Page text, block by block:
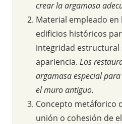
crear la argamasa
Material empleado
edificios históricos
integridad estructural
apariencia. Los
argamasa especial
el muro antiguo.
Concepto metáforico
unión o cohesión de